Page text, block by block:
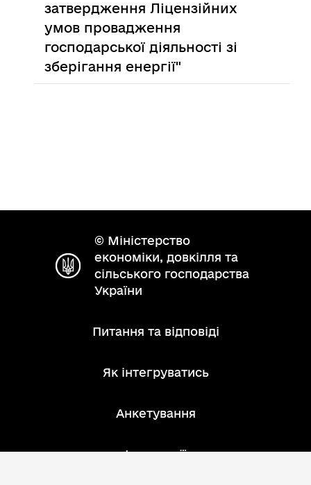
затвердження Ліцензійних
умов провадження
господарської діяльності зі
зберігання енергії"
© Міністерство
економіки, довкілля та
сільського господарства
України
Питання та відповіді
Як інтегруватись
Анкетування
Інструкції